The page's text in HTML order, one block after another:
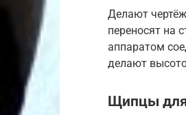
Делают
переносят на
аппаратом
делают
Щипцы